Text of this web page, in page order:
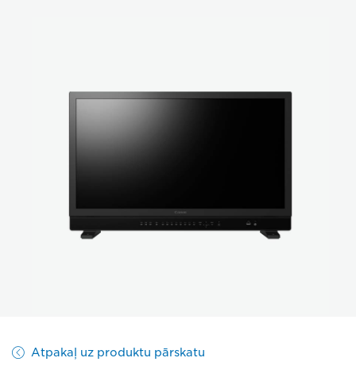
Atpakaļ uz produktu pārskatu